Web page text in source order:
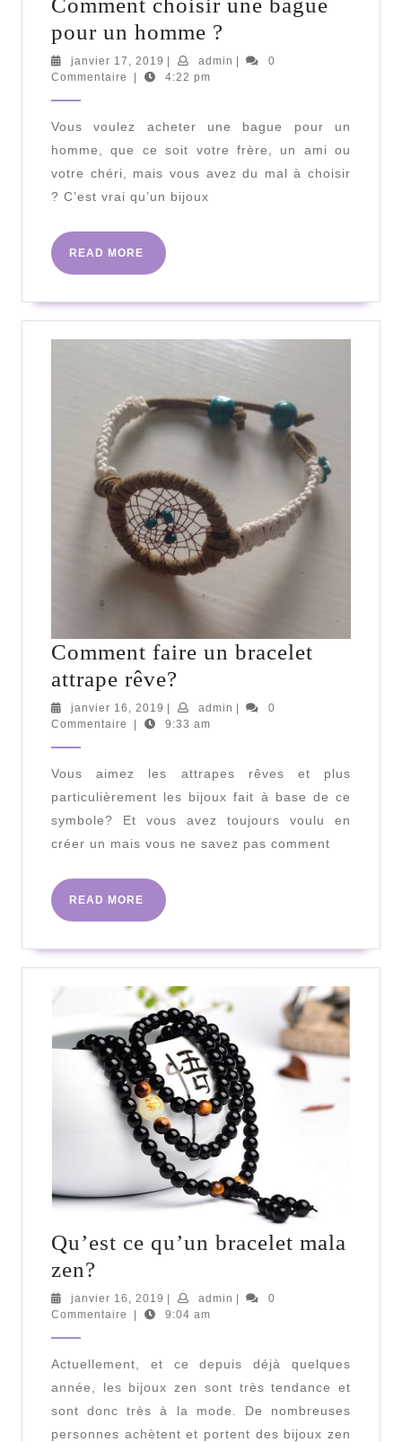
pour un homme ?
choisir
pour
un
janvier 17, 2019 janvier
17,
| admin admin
|
0
Commentaire
| 4:22 pm
Vous voulez acheter une bague pour un
homme, que ce soit votre frère, un ami ou
votre chéri, mais vous avez du mal à choisir
? C’est vrai qu’un bijoux
READ MORE
READ
MORE
Comment faire un bracelet
attrape rêve?
faire
un
attrape
rêve?
janvier 16, 2019 janvier
16,
| admin admin
|
0
Commentaire
| 9:33 am
Vous aimez les attrapes rêves et plus
particulièrement les bijoux fait à base de ce
symbole? Et vous avez toujours voulu en
créer un mais vous ne savez pas comment
READ MORE
READ
MORE
Qu’est ce qu’un bracelet mala
zen?
ce
qu’un
mala
zen?
janvier 16, 2019 janvier
16,
| admin admin
|
0
Commentaire
| 9:04 am
Actuellement, et ce depuis déjà quelques
année, les bijoux zen sont très tendance et
sont donc très à la mode. De nombreuses
personnes achètent et portent des bijoux zen